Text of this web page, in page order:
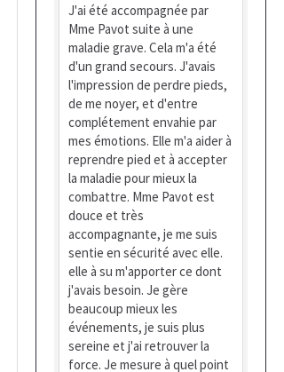
J'ai été accompagnée par
Mme Pavot suite à une
maladie grave. Cela m'a été
d'un grand secours. J'avais
l'impression de perdre pieds,
de me noyer, et d'entre
complétement envahie par
mes émotions. Elle m'a aider à
reprendre pied et à accepter
la maladie pour mieux la
combattre. Mme Pavot est
douce et très
accompagnante, je me suis
sentie en sécurité avec elle.
elle à su m'apporter ce dont
j'avais besoin. Je gère
beaucoup mieux les
événements, je suis plus
sereine et j'ai retrouver la
force. Je mesure à quel point